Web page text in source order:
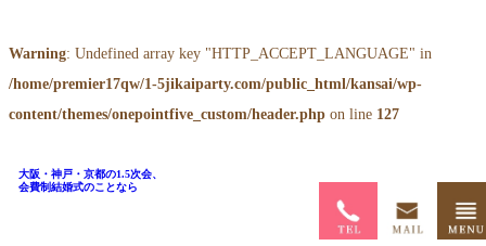
Warning: Undefined array key "HTTP_ACCEPT_LANGUAGE" in
/home/premier17qw/1-5jikaiparty.com/public_html/kansai/wp-
content/themes/onepointfive_custom/header.php on line 127
大阪・神戸・京都の1.5次会、
会費制結婚式のことなら